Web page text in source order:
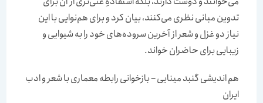
تدوین مبانی نظری می‌کنند، ‌بیان کرد و برای هم‌نوایی با این
نیاز دو غزل و شعر از آخرین سروده‌های خود را به شیوایی و
زیبایی برای حاضران خواند.
هم اندیشی گنبد مینایی – بازخوانی رابطه معماری با شعر و ادب
ایران